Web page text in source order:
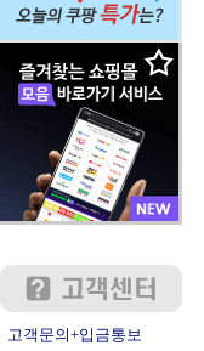
고객문의+입금통보